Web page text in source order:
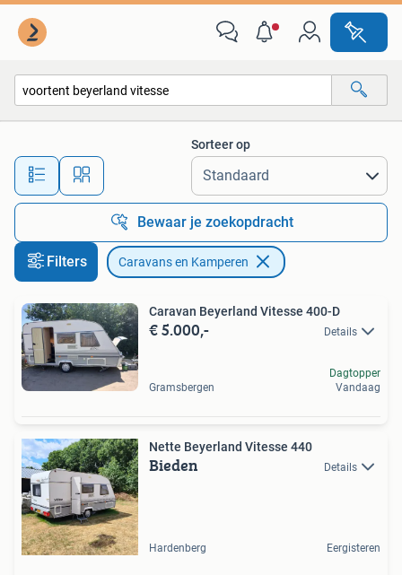
Alle afstanden…
Sorteer op
Bewaar je zoekopdracht
Filters Caravans en Kamperen
Caravan Beyerland Vitesse 400-D
€ 5.000,- Details
Gramsbergen
Dagtopper
Vandaag
Nette Beyerland Vitesse 440
Bieden Details
Hardenberg Eergisteren